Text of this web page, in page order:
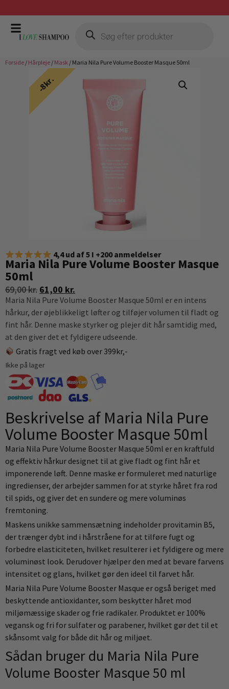
Gratis fragt ved køb over 399,-
Forside / Hårpleje / Mask / Maria Nila Pure Volume Booster Masque 50ml
4,4 ud af 5 I +200 anmeldelser
Maria Nila Pure Volume Booster Masque
50ml
69,00kr. 61,00 kr.
Maria Nila Pure Volume Booster Masque 50ml er en intens
hårkur, der øjeblikkeligt løfter og tilføjer volumen til fladt og
fint hår. Denne maske styrker og plejer dit hår samtidig med,
at den giver det et fyldigere udseende.
Gratis fragt ved køb over 399kr,-
Ikke på lager
Beskrivelse af Maria Nila Pure
Volume Booster Masque 50ml
Maria Nila Pure Volume Booster Masque 50ml er en kraftfuld
og effektiv hårkur designet til at give fladt og fint hår et
imponerende løft. Denne maske er formuleret med naturlige
ingredienser, der arbejder sammen for at styrke håret fra rod
til spids, og giver det en sundere og mere voluminøs
fremtoning.
Maskens unikke sammensætning indeholder provitamin B5,
der trænger dybt ind i hårstråene for at tilføre fugt og
forbedre elasticiteten, hvilket resulterer i et fyldigere og mere
voluminøst look. Derudover hjælper den med at bevare farvens
intensitet og glans, hvilket gør den ideel til farvet hår.
Maria Nila Pure Volume Booster Masque er også beriget med
beskyttende antioxidanter, som beskytter håret mod
miljømæssige skader og frie radikaler. Produktet er 100%
vegansk og fri for sulfater og parabener, hvilket gør det til et
skånsomt valg for både dit hår og miljøet.
Sådan bruger du Maria Nila Pure
Volume Booster Masque 50 ml
8kr.